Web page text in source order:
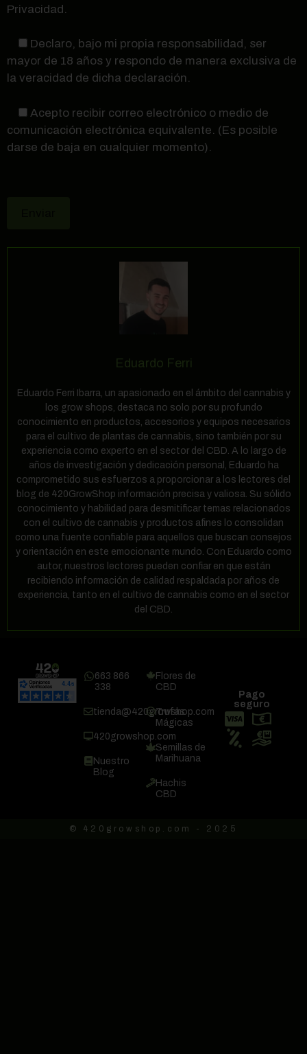
Privacidad.
Declaro, bajo mi propia responsabilidad, ser
mayor de 18 años y respondo de manera exclusiva de
la veracidad de dicha declaración.
Acepto recibir correo electrónico o medio de
comunicación electrónica equivalente. (Es posible
darse de baja en cualquier momento).
Eduardo Ferri
Eduardo Ferri Ibarra, un apasionado en el ámbito del cannabis y
los grow shops, destaca no solo por su profundo
conocimiento en productos, accesorios y equipos necesarios
para el cultivo de plantas de cannabis, sino también por su
experiencia como experto en el sector del CBD. A lo largo de
años de investigación y dedicación personal, Eduardo ha
comprometido sus esfuerzos a proporcionar a los lectores del
blog de 420GrowShop información precisa y valiosa. Su sólido
conocimiento y habilidad para desmitificar temas relacionados
con el cultivo de cannabis y productos afines lo consolidan
como una fuente confiable para aquellos que buscan consejos
y orientación en este emocionante mundo. Con Eduardo como
autor, nuestros lectores pueden confiar en que están
recibiendo información de calidad respaldada por años de
experiencia, tanto en el cultivo de cannabis como en el sector
del CBD.
663 866
338
tienda@420growshop.com
420growshop.com
Nuestro
Blog
Flores de
CBD
Trufas
Mágicas
Semillas de
Marihuana
Hachis
CBD
Pago
seguro
© 420growshop.com - 2025